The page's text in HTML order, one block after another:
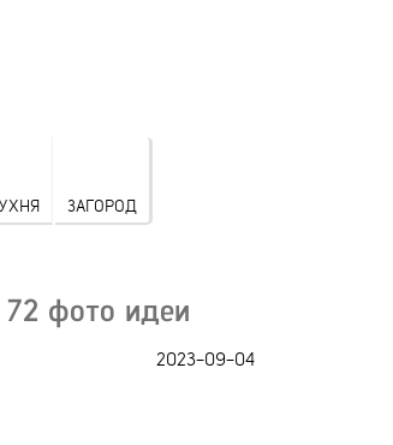
ЗАГОРОД
фото идеи
2023-09-04